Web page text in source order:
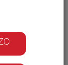
de